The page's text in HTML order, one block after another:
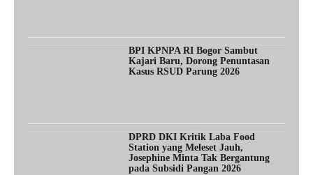
BPI KPNPA RI Bogor Sambut
Kajari Baru, Dorong Penuntasan
Kasus RSUD Parung 2026
DPRD DKI Kritik Laba Food
Station yang Meleset Jauh,
Josephine Minta Tak Bergantung
pada Subsidi Pangan 2026